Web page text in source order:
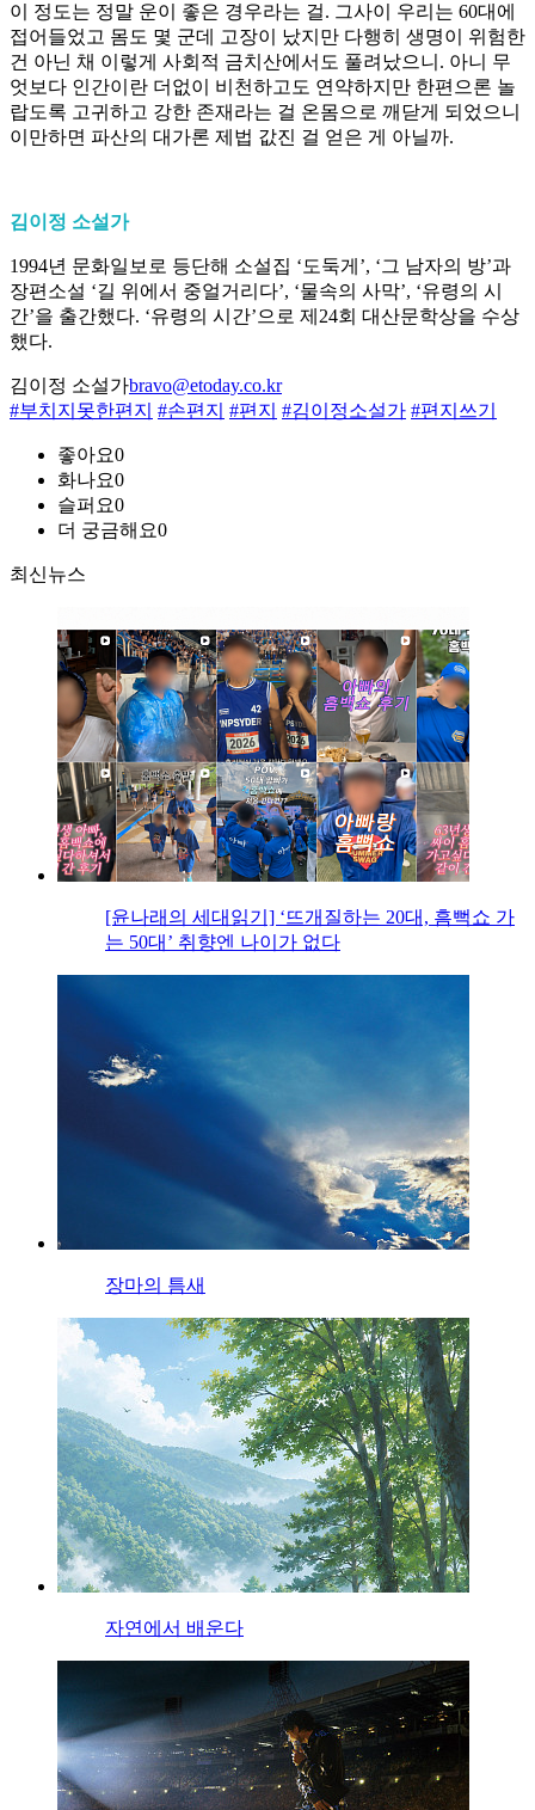
이 정도는 정말 운이 좋은 경우라는 걸. 그사이 우리는 60대에
접어들었고 몸도 몇 군데 고장이 났지만 다행히 생명이 위험한
건 아닌 채 이렇게 사회적 금치산에서도 풀려났으니. 아니 무
엇보다 인간이란 더없이 비천하고도 연약하지만 한편으론 놀
랍도록 고귀하고 강한 존재라는 걸 온몸으로 깨닫게 되었으니
이만하면 파산의 대가론 제법 값진 걸 얻은 게 아닐까.
김이정 소설가
1994년 문화일보로 등단해 소설집 ‘도둑게’, ‘그 남자의 방’과
장편소설 ‘길 위에서 중얼거리다’, ‘물속의 사막’, ‘유령의 시
간’을 출간했다. ‘유령의 시간’으로 제24회 대산문학상을 수상
했다.
김이정 소설가bravo@etoday.co.kr
#부치지못한편지 #손편지 #편지 #김이정소설가 #편지쓰기
좋아요0
화나요0
슬퍼요0
더 궁금해요0
최신뉴스
[윤나래의 세대읽기] ‘뜨개질하는 20대, 흠뻑쇼 가
는 50대’ 취향엔 나이가 없다
장마의 틈새
자연에서 배운다